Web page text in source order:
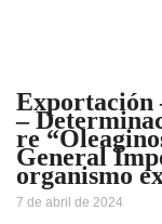
Exportación
–
re
General
organismo
7 de abril de 2024